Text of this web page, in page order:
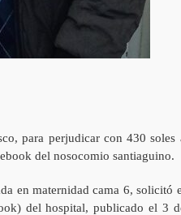
para perjudicar con 430 soles
del nosocomio santiaguino.
en maternidad cama 6, solicitó
del hospital, publicado el 3